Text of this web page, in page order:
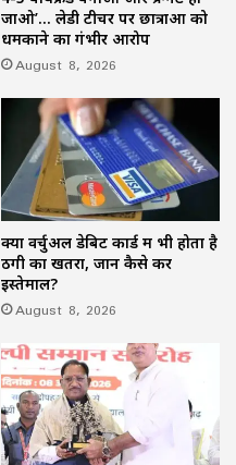
जाओ’… लेडी टीचर पर छात्राओं को
धमकाने का गंभीर आरोप
August 8, 2026
क्या वर्चुअल डेबिट कार्ड में भी होता है
ठगी का खतरा, जानें कैसे करें
इस्तेमाल?
August 8, 2026